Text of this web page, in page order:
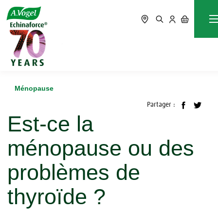
Accueil
Est-ce la ménopause ou des problèmes de thyroïde ?
Ménopause
Partager :
Est-ce la
ménopause ou des
problèmes de
thyroïde ?